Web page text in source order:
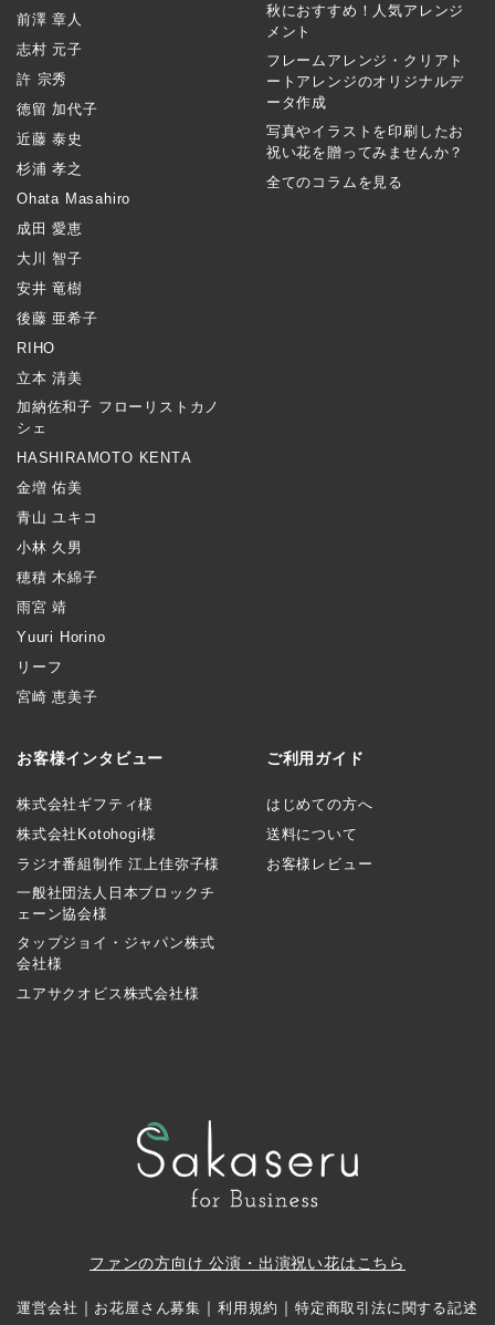
前澤 章人
志村 元子
許 宗秀
徳留 加代子
近藤 泰史
杉浦 孝之
Ohata Masahiro
成田 愛恵
大川 智子
安井 竜樹
後藤 亜希子
RIHO
立本 清美
加納佐和子 フローリストカノ
シェ
HASHIRAMOTO KENTA
金増 佑美
青山 ユキコ
小林 久男
穂積 木綿子
雨宮 靖
Yuuri Horino
リーフ
宮崎 恵美子
秋におすすめ！人気アレンジ
メント
フレームアレンジ・クリアト
ートアレンジのオリジナルデ
ータ作成
写真やイラストを印刷したお
祝い花を贈ってみませんか？
全てのコラムを見る
お客様インタビュー
株式会社ギフティ様
株式会社Kotohogi様
ラジオ番組制作 江上佳弥子様
一般社団法人日本ブロックチ
ェーン協会様
タップジョイ・ジャパン株式
会社様
ユアサクオビス株式会社様
ご利用ガイド
はじめての方へ
送料について
お客様レビュー
ファンの方向け 公演・出演祝い花はこちら
運営会社 ｜ お花屋さん募集 ｜ 利用規約 ｜ 特定商取引法に関する記述